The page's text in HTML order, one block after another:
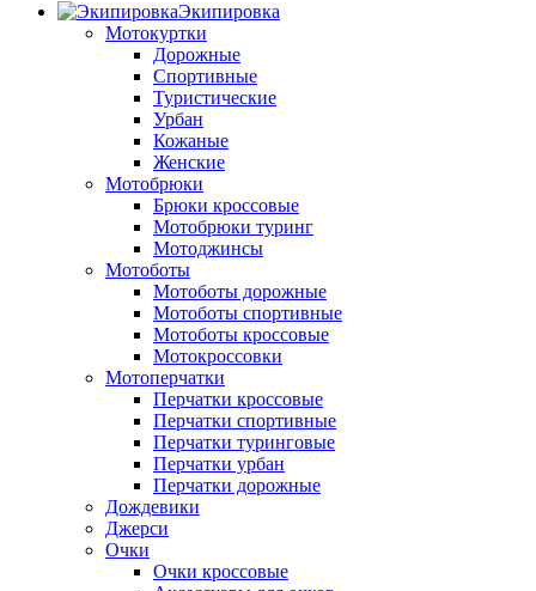
Экипировка
Мотокуртки
Дорожные
Спортивные
Туристические
Урбан
Кожаные
Женские
Мотобрюки
Брюки кроссовые
Мотобрюки туринг
Мотоджинсы
Мотоботы
Мотоботы дорожные
Мотоботы спортивные
Мотоботы кроссовые
Мотокроссовки
Мотоперчатки
Перчатки кроссовые
Перчатки спортивные
Перчатки туринговые
Перчатки урбан
Перчатки дорожные
Дождевики
Джерси
Очки
Очки кроссовые